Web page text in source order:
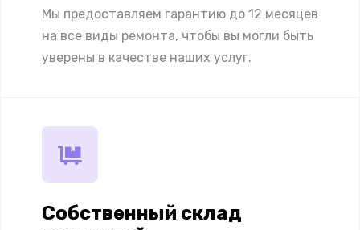
Мы предоставляем гарантию до 12 месяцев
на все виды ремонта, чтобы вы могли быть
уверены в качестве наших услуг.
Собственный склад